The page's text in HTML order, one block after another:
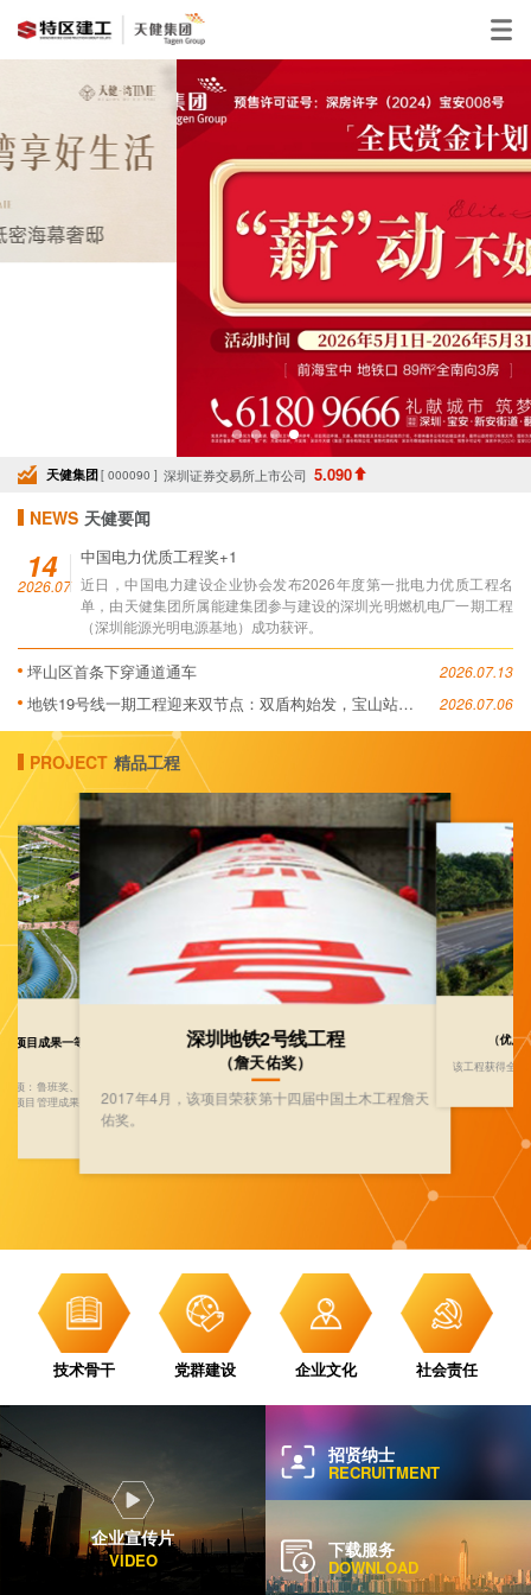
天健集团[ 000090 ] 深圳证券交易所上市公司 5.090
NEWS 天健要闻
14
2026.07
中国电力优质工程奖+1
近日，中国电力建设企业协会发布2026年度第一批电力优质工程名
单，由天健集团所属能建集团参与建设的深圳光明燃机电厂一期工程
（深圳能源光明电源基地）成功获评。
坪山区首条下穿通道通车 2026.07.13
地铁19号线一期工程迎来双节点：双盾构始发，宝山站封
2026.07.06
PROJECT 精品工程
滨海大道工程
（优质工程、全国金杯示范工程）
该工程获得全国市政优质工程、全国金杯示范工程。
该雕塑是深圳
精神。
技术骨干 党群建设 企业文化 社会责任
企业宣传片
VIDEO
招贤纳士
RECRUITMENT
下载服务
DOWNLOAD